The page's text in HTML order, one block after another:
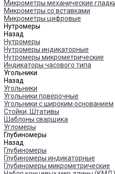
Микрометры механические
Микрометры со вставками
Микрометры цифровые
Нутромеры
Назад
Нутромеры
Нутромеры индикаторные
Нутромеры микрометрические
Индикаторы часового типа
Угольники
Назад
Угольники
Угольники поверочные
Угольники с широким основанием
Стойки, Штативы
Шаблоны сварщика
Угломеры
Глубиномеры
Назад
Глубиномеры
Глубиномеры индикаторные
Глубиномеры микрометрические